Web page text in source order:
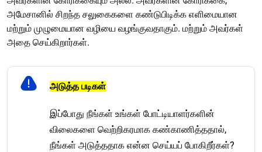
அமேசானில் சிறந்த சலுகைகளை கண்டுபிடிக்க எளிமையான
மற்றும் முழுமையான வழியை வழங்குவதாகும். மற்றும் அவர்கள்
அதை செய்கிறார்கள்.
அடுத்த படிகள்
இப்போது நீங்கள் உங்கள் போட்டியாளர்களின்
விலைகளை வெற்றிகரமாக கண்காணித்ததால்,
நீங்கள் அடுத்ததாக என்ன செய்யப் போகிறீர்கள்?